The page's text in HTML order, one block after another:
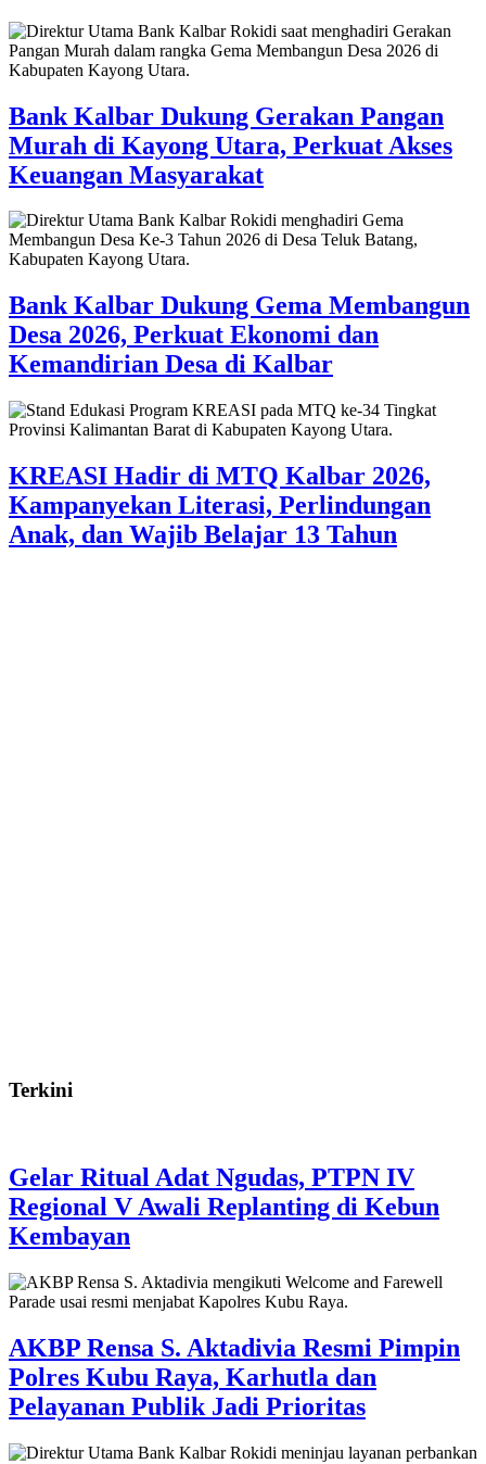
Bank Kalbar Dukung Gerakan Pangan
Murah di Kayong Utara, Perkuat Akses
Keuangan Masyarakat
Bank Kalbar Dukung Gema Membangun
Desa 2026, Perkuat Ekonomi dan
Kemandirian Desa di Kalbar
KREASI Hadir di MTQ Kalbar 2026,
Kampanyekan Literasi, Perlindungan
Anak, dan Wajib Belajar 13 Tahun
Terkini
Gelar Ritual Adat Ngudas, PTPN IV
Regional V Awali Replanting di Kebun
Kembayan
AKBP Rensa S. Aktadivia Resmi Pimpin
Polres Kubu Raya, Karhutla dan
Pelayanan Publik Jadi Prioritas